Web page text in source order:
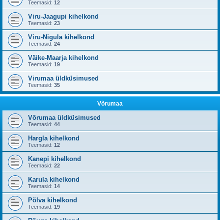
Teemasid: 12
Viru-Jaagupi kihelkond
Teemasid: 23
Viru-Nigula kihelkond
Teemasid: 24
Väike-Maarja kihelkond
Teemasid: 19
Virumaa üldküsimused
Teemasid: 35
Võrumaa
Võrumaa üldküsimused
Teemasid: 44
Hargla kihelkond
Teemasid: 12
Kanepi kihelkond
Teemasid: 22
Karula kihelkond
Teemasid: 14
Põlva kihelkond
Teemasid: 19